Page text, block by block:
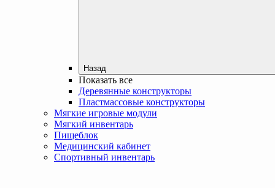
Назад
Показать все
Деревянные конструкторы
Пластмассовые конструкторы
Мягкие игровые модули
Мягкий инвентарь
Пищеблок
Медицинский кабинет
Спортивный инвентарь